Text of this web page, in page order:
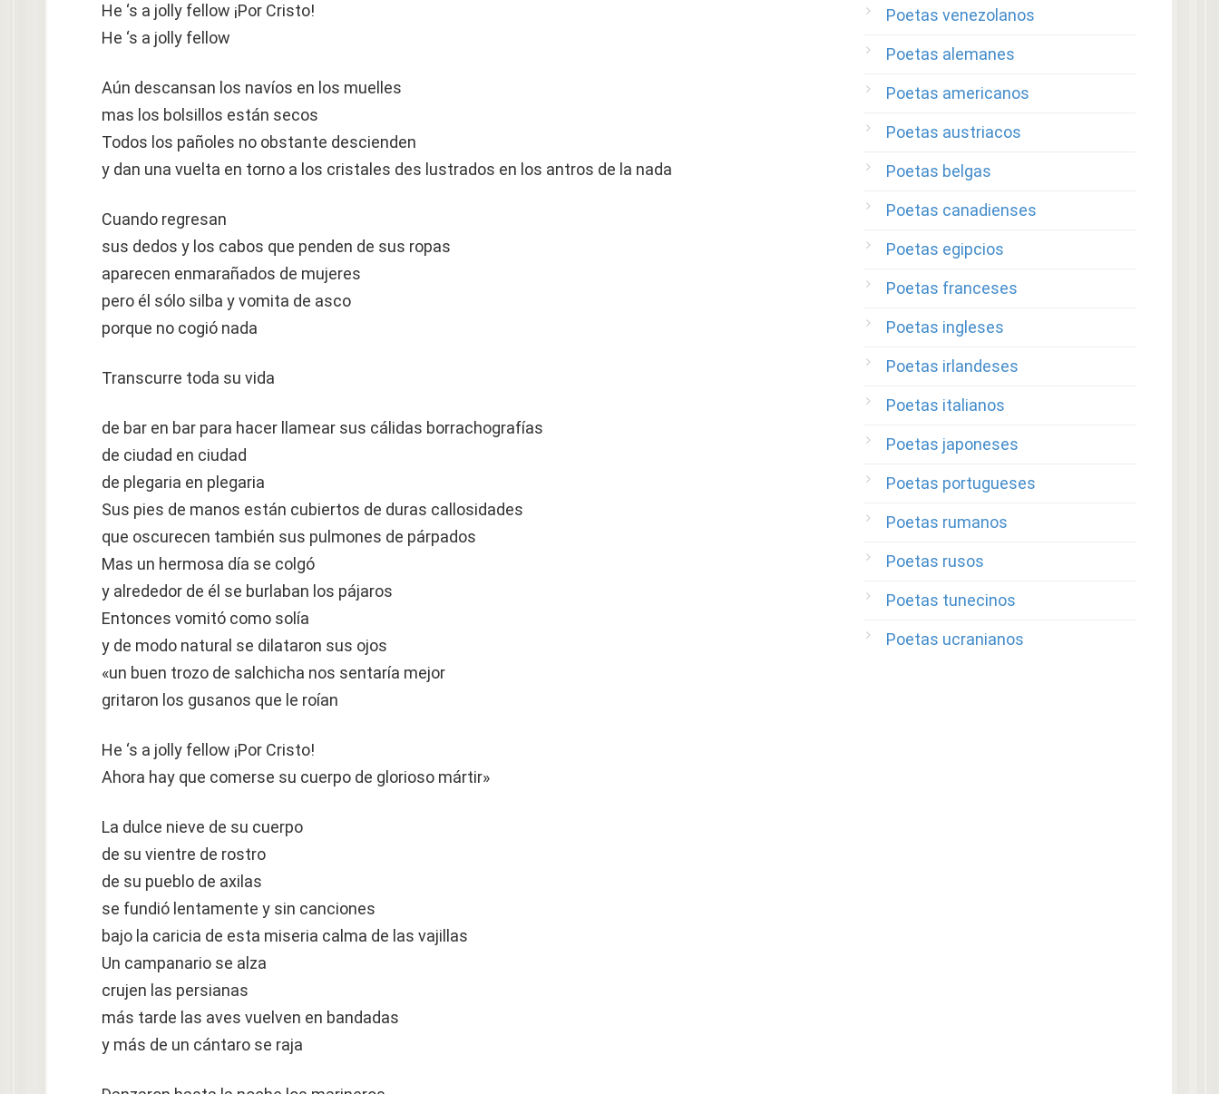
He ‘s a jolly fellow ¡Por Cristo!
He ‘s a jolly fellow
Aún descansan los navíos en los muelles
mas los bolsillos están secos
Todos los pañoles no obstante descienden
y dan una vuelta en torno a los cristales des lustrados en los antros de la nada
Cuando regresan
sus dedos y los cabos que penden de sus ropas
aparecen enmarañados de mujeres
pero él sólo silba y vomita de asco
porque no cogió nada
Transcurre toda su vida
de bar en bar para hacer llamear sus cálidas borrachografías
de ciudad en ciudad
de plegaria en plegaria
Sus pies de manos están cubiertos de duras callosidades
que oscurecen también sus pulmones de párpados
Mas un hermosa día se colgó
y alrededor de él se burlaban los pájaros
Entonces vomitó como solía
y de modo natural se dilataron sus ojos
«un buen trozo de salchicha nos sentaría mejor
gritaron los gusanos que le roían
He ‘s a jolly fellow ¡Por Cristo!
Ahora hay que comerse su cuerpo de glorioso mártir»
La dulce nieve de su cuerpo
de su vientre de rostro
de su pueblo de axilas
se fundió lentamente y sin canciones
bajo la caricia de esta miseria calma de las vajillas
Un campanario se alza
crujen las persianas
más tarde las aves vuelven en bandadas
y más de un cántaro se raja
Poetas venezolanos
Poetas alemanes
Poetas americanos
Poetas austriacos
Poetas belgas
Poetas canadienses
Poetas egipcios
Poetas franceses
Poetas ingleses
Poetas irlandeses
Poetas italianos
Poetas japoneses
Poetas portugueses
Poetas rumanos
Poetas rusos
Poetas tunecinos
Poetas ucranianos